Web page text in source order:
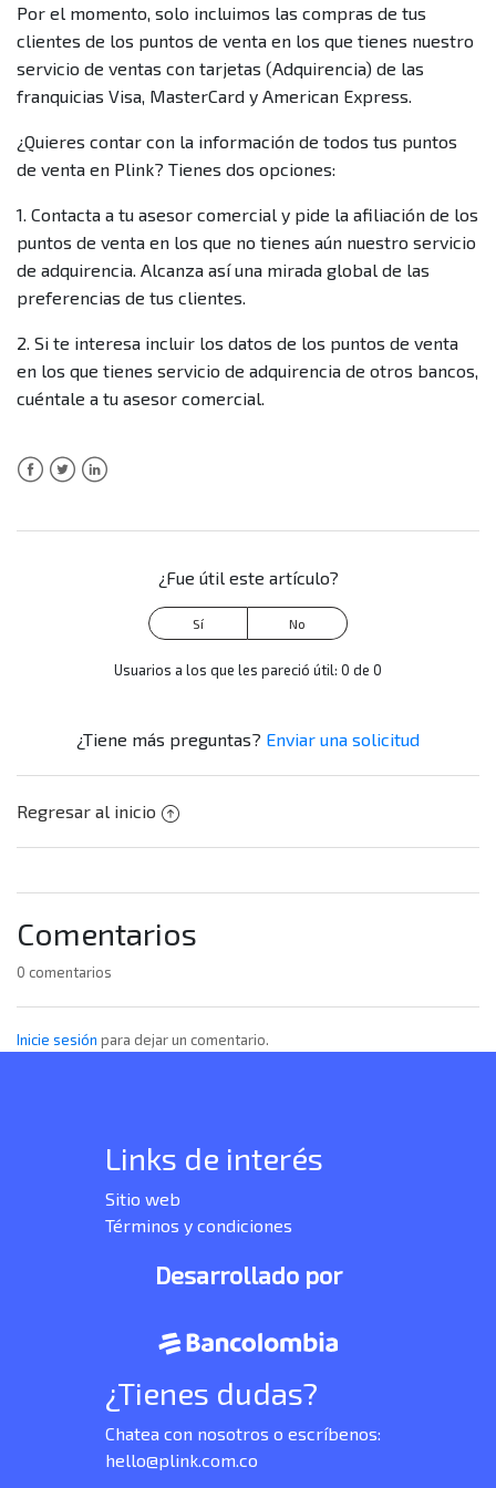
¿Puedo ver información de todos mis puntos de venta,
incluyendo los que tengo el servicio de adquirencia con
otros bancos?
¿Puedo ver en la sección de Mis clientes información
¿Qué hago si encuentro inconsistencias con la
información de mis puntos de venta?
Más información
Por el momento, solo incluimos las compras de tus
clientes de los puntos de venta en los que tienes nuestro
servicio de ventas con tarjetas (Adquirencia) de las
franquicias Visa, MasterCard y American Express.
¿Quieres contar con la información de todos tus puntos
de venta en Plink? Tienes dos opciones:
1. Contacta a tu asesor comercial y pide la afiliación de los
puntos de venta en los que no tienes aún nuestro servicio
de adquirencia. Alcanza así una mirada global de las
preferencias de tus clientes.
2. Si te interesa incluir los datos de los puntos de venta
en los que tienes servicio de adquirencia de otros bancos,
cuéntale a tu asesor comercial.
¿Fue útil este artículo?
Usuarios a los que les pareció útil: 0 de 0
¿Tiene más preguntas? Enviar una solicitud
Regresar al inicio
Comentarios
0 comentarios
Inicie sesión para dejar un comentario.
Links de interés
Sitio web
Términos y condiciones
Desarrollado por
¿Tienes dudas?
Chatea con nosotros o escríbenos:
hello@plink.com.co